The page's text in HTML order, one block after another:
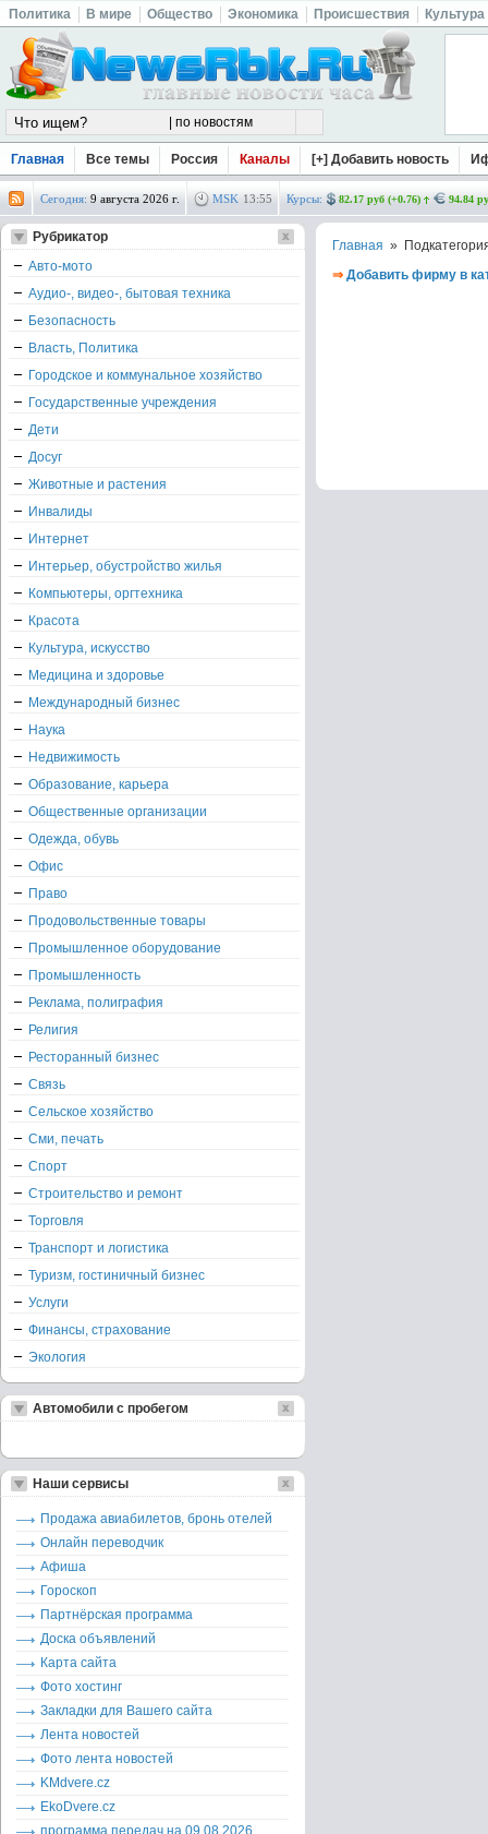
Политика В мире Общество Экономика Происшествия Культура
Главная Все темы Россия Каналы [+] Добавить новость
Сегодня: 9 августа 2026 г. MSK 13:55 Курсы: 82.17 руб (+0.76) 94.84
Главная »
⇒ Добавить фирму в
Рубрикатор
Авто-мото
Аудио-, видео-, бытовая техника
Безопасность
Власть, Политика
Городское и коммунальное хозяйство
Государственные учреждения
Дети
Досуг
Животные и растения
Инвалиды
Интернет
Интерьер, обустройство жилья
Компьютеры, оргтехника
Красота
Культура, искусство
Медицина и здоровье
Международный бизнес
Наука
Недвижимость
Образование, карьера
Общественные организации
Одежда, обувь
Офис
Право
Продовольственные товары
Промышленное оборудование
Промышленность
Реклама, полиграфия
Религия
Ресторанный бизнес
Связь
Сельское хозяйство
Сми, печать
Спорт
Строительство и ремонт
Торговля
Транспорт и логистика
Туризм, гостиничный бизнес
Услуги
Финансы, страхование
Экология
Автомобили с пробегом
Наши сервисы
Продажа авиабилетов, бронь отелей
Онлайн переводчик
Афиша
Гороскоп
Партнёрская программа
Доска объявлений
Карта сайта
Фото хостинг
Закладки для Вашего сайта
Лента новостей
Фото лента новостей
KMdvere.cz
EkoDvere.cz
программа передач на 09.08.2026